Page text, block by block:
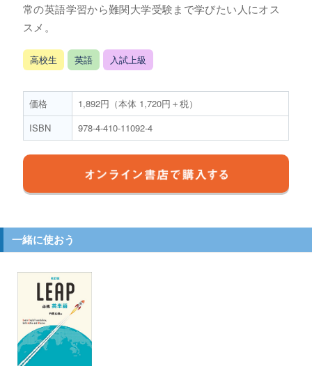
常の英語学習から難関大学受験まで学びたい人にオス
スメ。
高校生 英語 入試上級
価格
1,892円（本体 1,720円＋税）
ISBN
978-4-410-11092-4
一緒に使おう